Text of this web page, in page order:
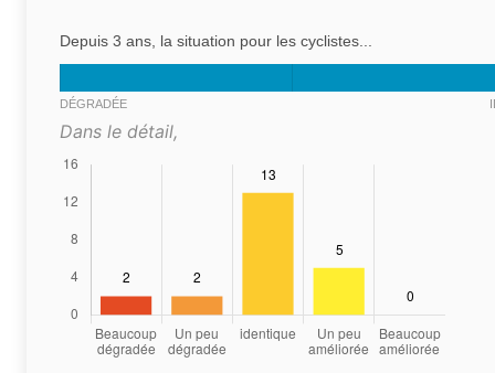
Depuis 3 ans, la situation pour les cyclistes...
DÉGRADÉE
Dans le détail,